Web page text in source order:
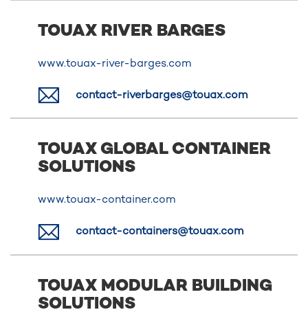
TOUAX RIVER BARGES
www.touax-river-barges.com
contact-riverbarges@touax.com
TOUAX GLOBAL CONTAINER
SOLUTIONS
www.touax-container.com
contact-containers@touax.com
TOUAX MODULAR BUILDING
SOLUTIONS